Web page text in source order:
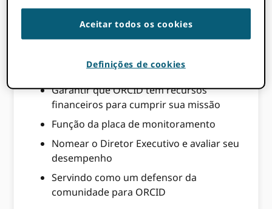
Revisão de metas e políticas
organizacionais de alto nível para apoiar
esse plano
organizacional e financeiro de
Garantir que ORCID tem recursos
financeiros para cumprir sua missão
Função da placa de monitoramento
Nomear o Diretor Executivo e avaliar seu
desempenho
Servindo como um defensor da
comunidade para ORCID
Aceitar todos os cookies
Definições de cookies